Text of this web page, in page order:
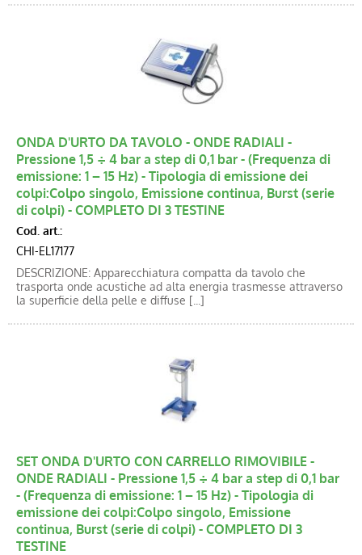
ONDA D'URTO DA TAVOLO - ONDE RADIALI -
Pressione 1,5 ÷ 4 bar a step di 0,1 bar - (Frequenza di
emissione: 1 – 15 Hz) - Tipologia di emissione dei
colpi:Colpo singolo, Emissione continua, Burst (serie
di colpi) - COMPLETO DI 3 TESTINE
Cod. art.:
CHI-EL17177
DESCRIZIONE: Apparecchiatura compatta da tavolo che
trasporta onde acustiche ad alta energia trasmesse attraverso
la superficie della pelle e diffuse [...]
SET ONDA D'URTO CON CARRELLO RIMOVIBILE -
ONDE RADIALI - Pressione 1,5 ÷ 4 bar a step di 0,1 bar
- (Frequenza di emissione: 1 – 15 Hz) - Tipologia di
emissione dei colpi:Colpo singolo, Emissione
continua, Burst (serie di colpi) - COMPLETO DI 3
TESTINE